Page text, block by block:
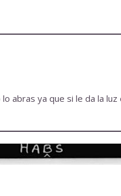
abras ya que si le da la